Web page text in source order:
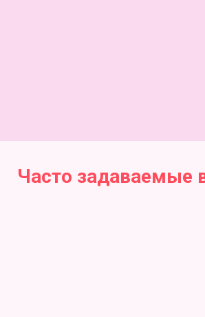
Часто задаваемые